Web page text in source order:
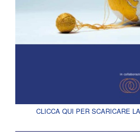
CLICCA QUI PER SCARICARE